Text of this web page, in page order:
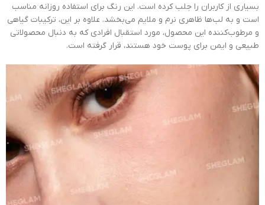
بسیاری از کاربران را جلب کرده است. این رنگ برای استفاده روزانه مناسب
است و به لب‌ها ظاهری نرم و ملایم می‌بخشد. علاوه بر این، ترکیبات گیاهی
و مرطوب‌کننده این محصول، مورد استقبال افرادی که به دنبال محصولاتی
طبیعی و ایمن برای پوست خود هستند، قرار گرفته است.